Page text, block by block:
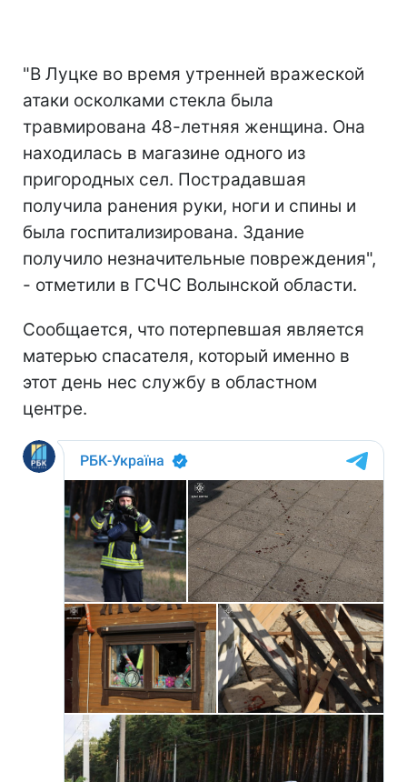
"В Луцке во время утренней вражеской
атаки осколками стекла была
травмирована 48-летняя женщина. Она
находилась в магазине одного из
пригородных сел. Пострадавшая
получила ранения руки, ноги и спины и
была госпитализирована. Здание
получило незначительные повреждения",
- отметили в ГСЧС Волынской области.
Сообщается, что потерпевшая является
матерью спасателя, который именно в
этот день нес службу в областном
центре.